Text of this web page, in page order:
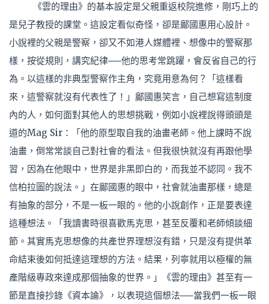
《雲的理由》的基本設定是父親重返校院進修，剛巧上的
是兒子教授的課堂。這設定看似奇怪，卻是鄺國惠用心設計。
小說裡的父親是警察，卻又不如港人媒體裡、想像中的警察那
樣，按從規則，講究紀律──他的思考常跳躍，會反省自己的行
為。以這樣的非典型警察作主角，究竟用意為何？「這樣看
來，這警察就沒有代表性了！」鄺國惠笑言，自己想寫這制度
內的人，如何面對其他人的思想挑戰，例如小說裡說得頭頭是
道的Mag Sir：「他的原型取自我的油畫老師。他上課時不說
油畫，倒常常談自己對社會的看法。但我很快就沒有再跟他學
習，因為在他眼中，世界是非黑即白的，而我並不認同。我不
信柏拉圖的說法。」在鄺國惠的眼中，社會就油畫那樣，總是
有抽象的部分，不是一板一眼的。他的小說創作，正是要表達
這種想法。「我讀書時很喜歡馬克思，甚至反覆和老師傾談細
節。其實馬克思想像的共產世界理想沒有錯，只是沒有提供革
命結束後如何抵達這理想的方法。結果，列寧就用以極權的無
產階級專政來達成那個抽象的世界。」《雲的理由》甚至有一
節是直接抄錄《資本論》，以表現這個想法──當我們一板一眼